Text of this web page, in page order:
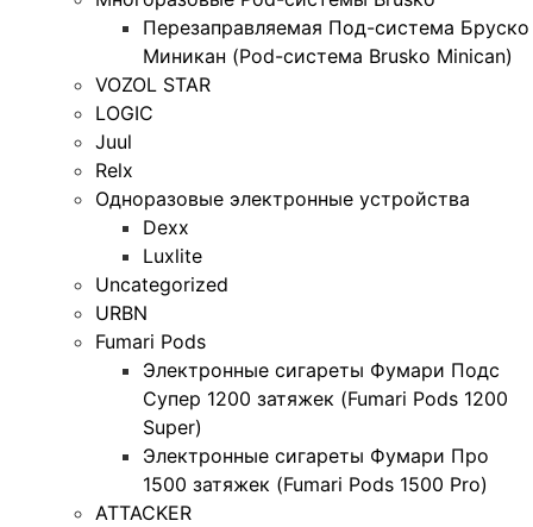
Перезаправляемая Под-система Бруско
Миникан (Pod-система Brusko Minican)
VOZOL STAR
LOGIC
Juul
Relx
Одноразовые электронные устройства
Dexx
Luxlite
Uncategorized
URBN
Fumari Pods
Электронные сигареты Фумари Подс
Супер 1200 затяжек (Fumari Pods 1200
Super)
Электронные сигареты Фумари Про
1500 затяжек (Fumari Pods 1500 Pro)
ATTACKER